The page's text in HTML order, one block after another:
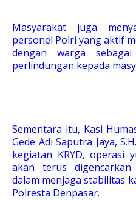
Masyarakat juga
personel Polri yang aktif
dengan warga
perlindungan kepada
Sementara itu, Kasi
Gede Adi Saputra Jaya,
kegiatan KRYD, operasi
akan terus
dalam menjaga stabilitas
Polresta Denpasar.